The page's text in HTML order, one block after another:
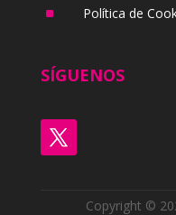
^ Política de
SÍGUENOS
Copyright ©